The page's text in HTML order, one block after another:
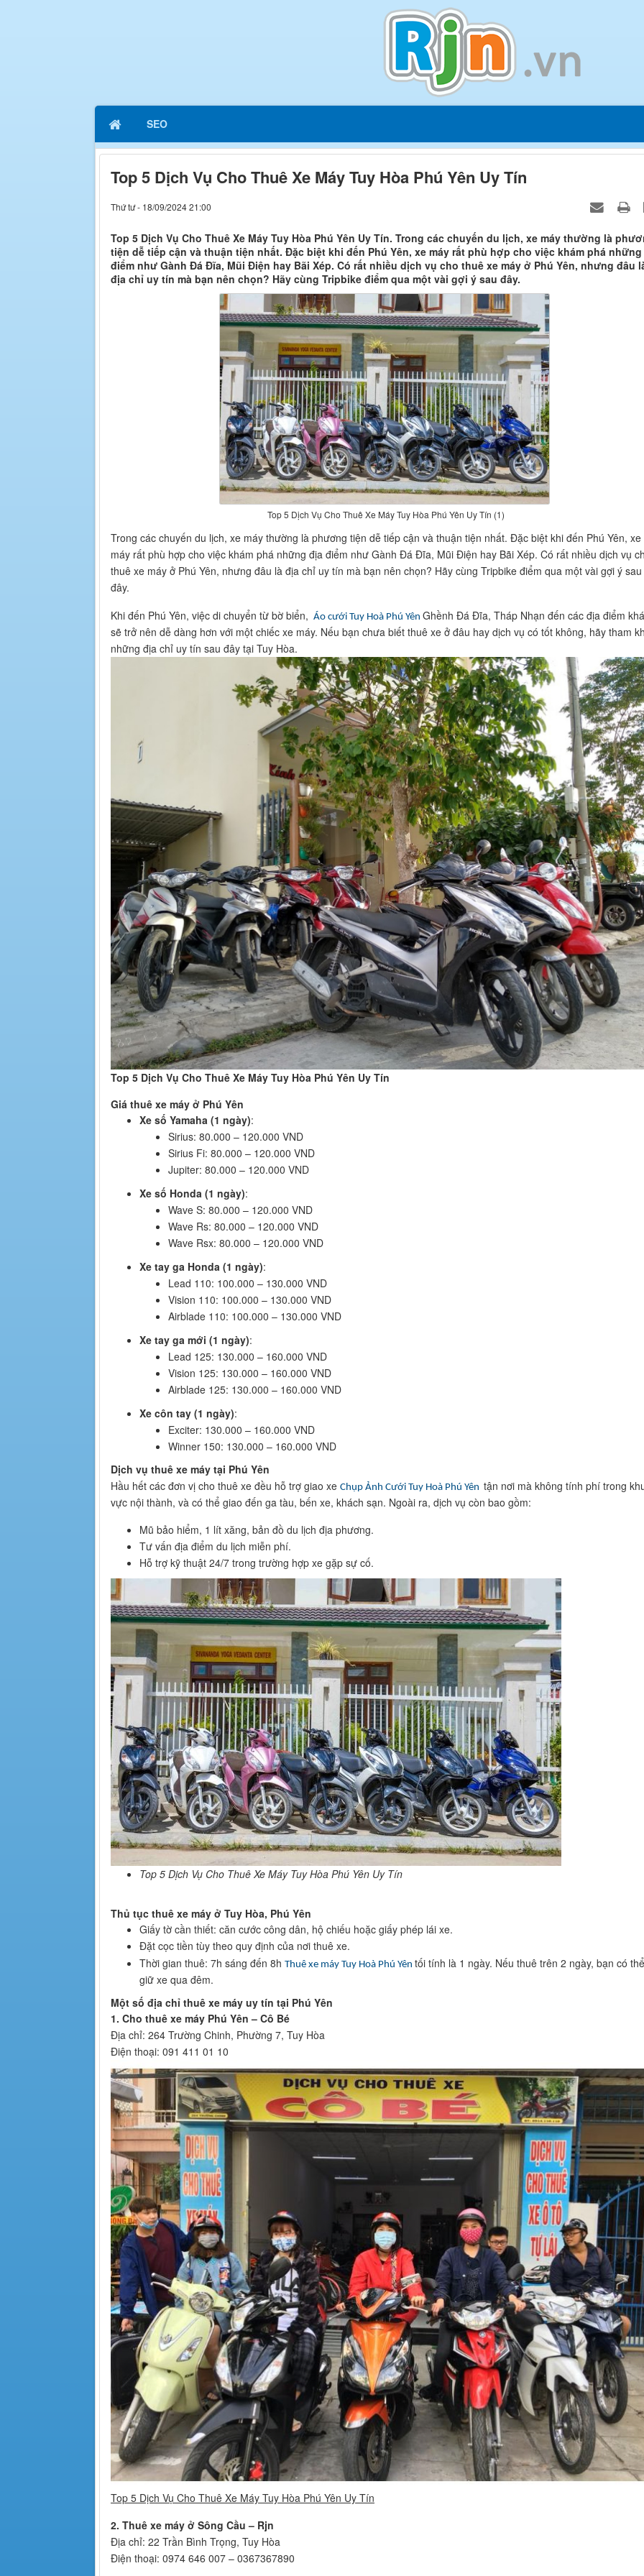
SEO
Top 5 Dịch Vụ Cho Thuê Xe Máy Tuy Hòa Phú Yên Uy Tín
Thứ tư - 18/09/2024 21:00
Top 5 Dịch Vụ Cho Thuê Xe Máy Tuy Hòa Phú Yên Uy Tín. Trong các chuyến du lịch, xe máy thường là
tiện dễ tiếp cận và thuận tiện nhất. Đặc biệt khi đến Phú Yên, xe máy rất phù hợp cho việc khám phá
điểm như Gành Đá Đĩa, Mũi Điện hay Bãi Xép. Có rất nhiều dịch vụ cho thuê xe máy ở Phú Yên, nhưng đâu
địa chỉ uy tín mà bạn nên chọn? Hãy cùng Tripbike điểm qua một vài gợi ý sau đây.
Top 5 Dịch Vụ Cho Thuê Xe Máy Tuy Hòa Phú Yên Uy Tín (1)
Trong các chuyến du lịch, xe máy thường là phương tiện dễ tiếp cận và thuận tiện nhất. Đặc biệt khi đến Phú Yên, xe
máy rất phù hợp cho việc khám phá những địa điểm như Gành Đá Đĩa, Mũi Điện hay Bãi Xép. Có rất nhiều dịch vụ
thuê xe máy ở Phú Yên, nhưng đâu là địa chỉ uy tín mà bạn nên chọn? Hãy cùng Tripbike điểm qua một vài gợi ý sau
đây.
Khi đến Phú Yên, việc di chuyển từ bờ biển, Áo cưới Tuy Hoà Phú Yên Ghềnh Đá Đĩa, Tháp Nhạn đến các địa điểm
sẽ trở nên dễ dàng hơn với một chiếc xe máy. Nếu bạn chưa biết thuê xe ở đâu hay dịch vụ có tốt không, hãy tham
những địa chỉ uy tín sau đây tại Tuy Hòa.
Top 5 Dịch Vụ Cho Thuê Xe Máy Tuy Hòa Phú Yên Uy Tín
Giá thuê xe máy ở Phú Yên
Xe số Yamaha (1 ngày):
Sirius: 80.000 – 120.000 VND
Sirius Fi: 80.000 – 120.000 VND
Jupiter: 80.000 – 120.000 VND
Xe số Honda (1 ngày):
Wave S: 80.000 – 120.000 VND
Wave Rs: 80.000 – 120.000 VND
Wave Rsx: 80.000 – 120.000 VND
Xe tay ga Honda (1 ngày):
Lead 110: 100.000 – 130.000 VND
Vision 110: 100.000 – 130.000 VND
Airblade 110: 100.000 – 130.000 VND
Xe tay ga mới (1 ngày):
Lead 125: 130.000 – 160.000 VND
Vision 125: 130.000 – 160.000 VND
Airblade 125: 130.000 – 160.000 VND
Xe côn tay (1 ngày):
Exciter: 130.000 – 160.000 VND
Winner 150: 130.000 – 160.000 VND
Dịch vụ thuê xe máy tại Phú Yên
Hầu hết các đơn vị cho thuê xe đều hỗ trợ giao xe Chụp Ảnh Cưới Tuy Hoà Phú Yên tận nơi mà không tính phí trong
vực nội thành, và có thể giao đến ga tàu, bến xe, khách sạn. Ngoài ra, dịch vụ còn bao gồm:
Mũ bảo hiểm, 1 lít xăng, bản đồ du lịch địa phương.
Tư vấn địa điểm du lịch miễn phí.
Hỗ trợ kỹ thuật 24/7 trong trường hợp xe gặp sự cố.
Top 5 Dịch Vụ Cho Thuê Xe Máy Tuy Hòa Phú Yên Uy Tín
Thủ tục thuê xe máy ở Tuy Hòa, Phú Yên
Giấy tờ cần thiết: căn cước công dân, hộ chiếu hoặc giấy phép lái xe.
Đặt cọc tiền tùy theo quy định của nơi thuê xe.
Thời gian thuê: 7h sáng đến 8h Thuê xe máy Tuy Hoà Phú Yên tối tính là 1 ngày. Nếu thuê trên 2 ngày, bạn có thể
giữ xe qua đêm.
Một số địa chỉ thuê xe máy uy tín tại Phú Yên
1. Cho thuê xe máy Phú Yên – Cô Bé
Địa chỉ: 264 Trường Chinh, Phường 7, Tuy Hòa
Điện thoại: 091 411 01 10
Top 5 Dịch Vụ Cho Thuê Xe Máy Tuy Hòa Phú Yên Uy Tín
2. Thuê xe máy ở Sông Cầu – Rjn
Địa chỉ: 22 Trần Bình Trọng, Tuy Hòa
Điện thoại: 0974 646 007 – 0367367890